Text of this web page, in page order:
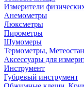
Измерители
Анемометры
Люксметры
Пирометры
Шумомеры
Термометры,
Аксессуары для
Инструмент
Губцевый инструмент